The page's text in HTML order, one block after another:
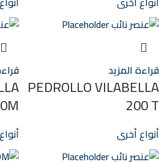
قراءة المزيد
PEDROLLO VILABELLA
200 T
أنواع أخرى